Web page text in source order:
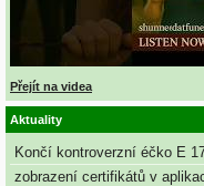
Přejít na videa
Aktuality
Končí kontroverzní éčko E
zobrazení certifikátů v